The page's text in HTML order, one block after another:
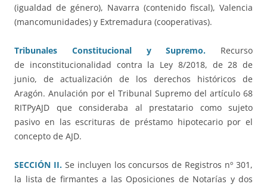
(igualdad de género), Navarra (contenido fiscal), Valencia
(mancomunidades) y Extremadura (cooperativas).
Tribunales Constitucional y Supremo.
Recurso
de inconstitucionalidad contra la Ley 8/2018, de 28 de
junio, de actualización de los derechos históricos de
Aragón. Anulación por el Tribunal Supremo del artículo 68
RITPyAJD que consideraba al prestatario como sujeto
pasivo en las escrituras de préstamo hipotecario por el
concepto de AJD.
SECCIÓN II.Se incluyen los concursos de Registros nº 301,
la lista de firmantes a las Oposiciones de Notarías y dos